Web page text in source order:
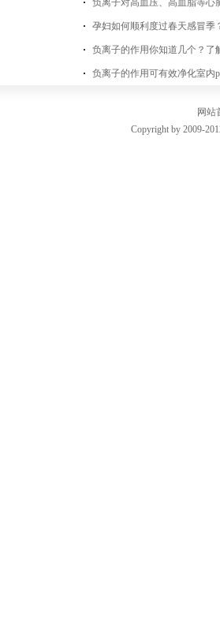
负离子对高血压、高血脂等心
孕妇如何顺利度过春天感冒季
负离子的作用你知道几个？了
负离子的作用可有效净化室内
网站
Copyright by 2009-